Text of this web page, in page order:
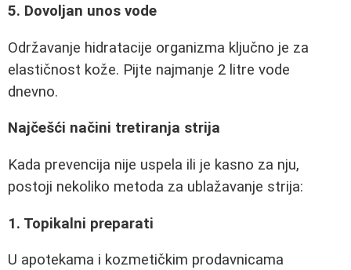
5. Dovoljan unos vode
Održavanje hidratacije organizma ključno je za
elastičnost kože. Pijte najmanje 2 litre vode
dnevno.
Najčešći načini tretiranja strija
Kada prevencija nije uspela ili je kasno za nju,
postoji nekoliko metoda za ublažavanje strija:
1. Topikalni preparati
U apotekama i kozmetičkim prodavnicama